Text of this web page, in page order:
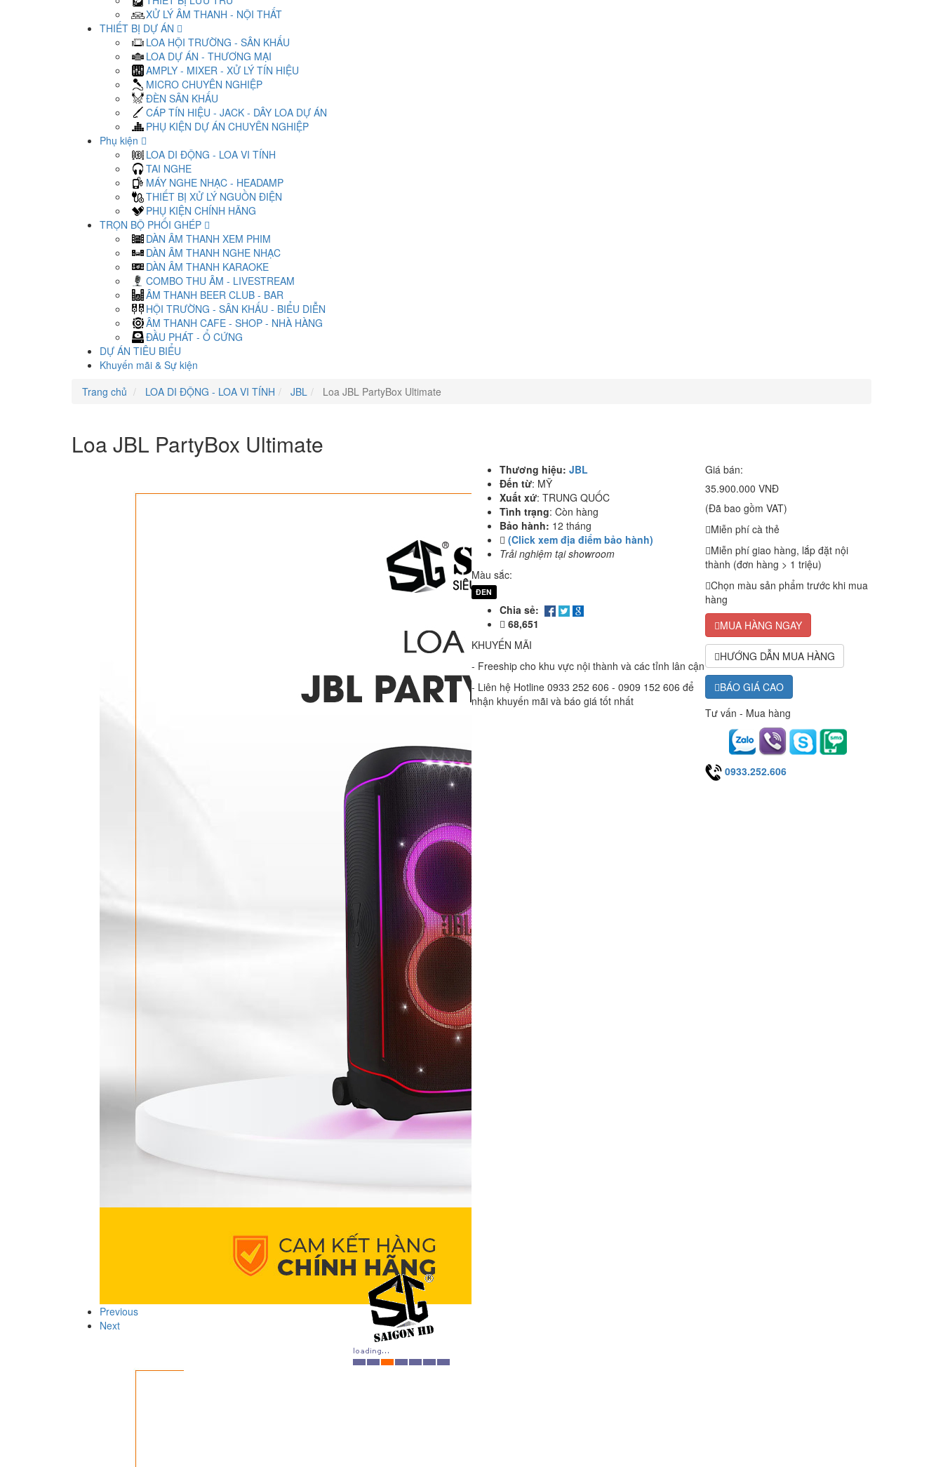
XỬ LÝ ÂM THANH - NỘI THẤT
THIẾT BỊ DỰ ÁN
LOA HỘI TRƯỜNG - SÂN KHẤU
LOA DỰ ÁN - THƯƠNG MẠI
AMPLY - MIXER - XỬ LÝ TÍN HIỆU
MICRO CHUYÊN NGHIỆP
ĐÈN SÂN KHẤU
CÁP TÍN HIỆU - JACK - DÂY LOA DỰ ÁN
PHỤ KIỆN DỰ ÁN CHUYÊN NGHIỆP
Phụ kiện
LOA DI ĐỘNG - LOA VI TÍNH
TAI NGHE
MÁY NGHE NHẠC - HEADAMP
THIẾT BỊ XỬ LÝ NGUỒN ĐIỆN
PHỤ KIỆN CHÍNH HÃNG
TRỌN BỘ PHỐI GHÉP
DÀN ÂM THANH XEM PHIM
DÀN ÂM THANH NGHE NHẠC
DÀN ÂM THANH KARAOKE
COMBO THU ÂM - LIVESTREAM
ÂM THANH BEER CLUB - BAR
HỘI TRƯỜNG - SÂN KHẤU - BIỂU DIỄN
ÂM THANH CAFE - SHOP - NHÀ HÀNG
ĐẦU PHÁT - Ổ CỨNG
DỰ ÁN TIÊU BIỂU
Khuyến mãi & Sự kiện
Trang chủ
LOA DI ĐỘNG - LOA VI TÍNH JBL Loa JBL PartyBox Ultimate
Loa JBL PartyBox Ultimate
Previous
Next
Thương hiệu: JBL
Đến từ: MỸ
Xuất xứ: TRUNG QUỐC
Tình trạng: Còn hàng
Bảo hành: 12 tháng
(Click xem địa điểm bảo hành)
Trải nghiệm tại showroom
Màu sắc:
ĐEN
Chia sẻ:
68,651
KHUYẾN MÃI
- Freeship cho khu vực nội thành và các tỉnh lân cận
- Liên hệ Hotline 0933 252 606 - 0909 152 606 để
nhận khuyến mãi và báo giá tốt nhất
Giá bán:
35.900.000 VNĐ
(Đã bao gồm VAT)
Miễn phí cà thẻ
Miễn phí giao hàng, lắp đặt nội
thành (đơn hàng > 1 triệu)
Chọn màu sản phẩm trước khi mua
hàng
MUA HÀNG NGAY
HƯỚNG DẪN MUA HÀNG
BÁO GIÁ CAO
Tư vấn - Mua hàng
0933.252.606